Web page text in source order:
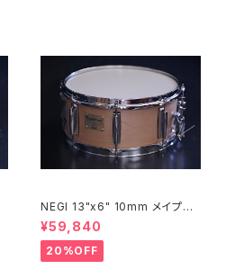
NEGI 13"x6" 10mm メイプル
スネア M10R1360R8-S2N
¥59,840
20%OFF